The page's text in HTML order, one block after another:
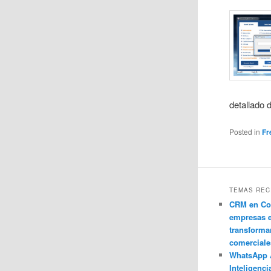
detallado
Posted in
TEMAS
CRM en
empresas
WhatsApp